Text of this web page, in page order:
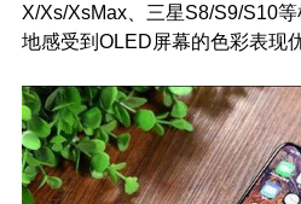
X/Xs/XsMax、三星S8/S9/S10
地感受到OLED屏幕的色彩表现